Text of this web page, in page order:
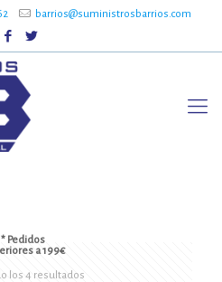
barrios@suministrosbarrios.com
* Pedidos
a 199€
los 4 resultados